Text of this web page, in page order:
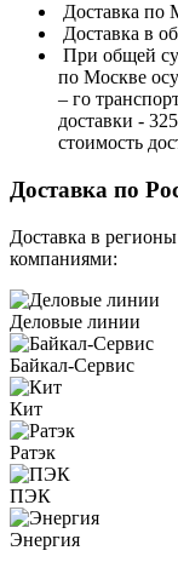
Доставка по
Доставка в
При общей
по Москве
– го
доставки -
стоимость
Доставка по
Доставка в
компаниями:
Деловые линии
Байкал-Сервис
Кит
Ратэк
ПЭК
Энергия